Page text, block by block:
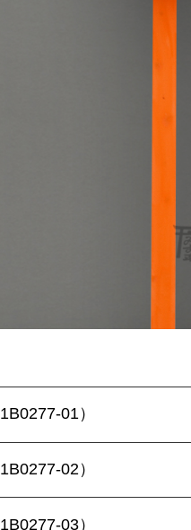
01）
02）
03）